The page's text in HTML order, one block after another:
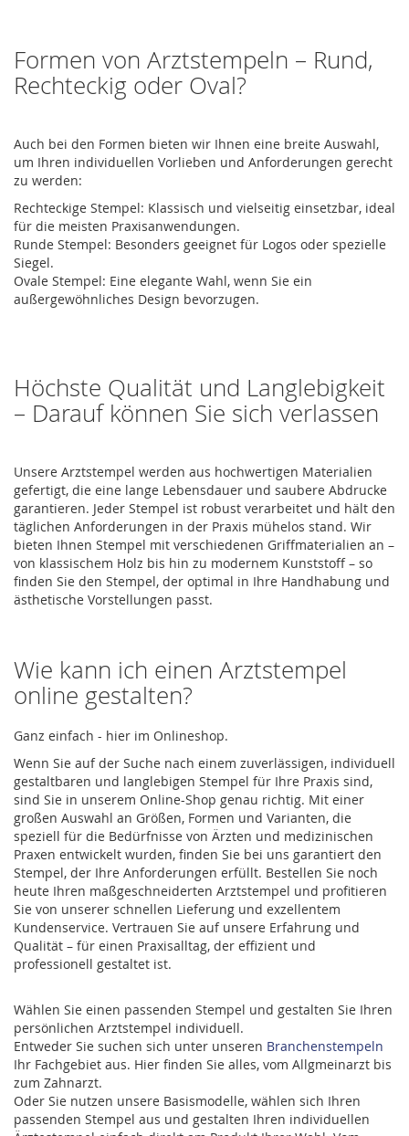
Formen von Arztstempeln – Rund,
Rechteckig oder Oval?
Auch bei den Formen bieten wir Ihnen eine breite Auswahl,
um Ihren individuellen Vorlieben und Anforderungen gerecht
zu werden:
Rechteckige Stempel: Klassisch und vielseitig einsetzbar, ideal
für die meisten Praxisanwendungen.
Runde Stempel: Besonders geeignet für Logos oder spezielle
Siegel.
Ovale Stempel: Eine elegante Wahl, wenn Sie ein
außergewöhnliches Design bevorzugen.
Höchste Qualität und Langlebigkeit
– Darauf können Sie sich verlassen
Unsere Arztstempel werden aus hochwertigen Materialien
gefertigt, die eine lange Lebensdauer und saubere Abdrucke
garantieren. Jeder Stempel ist robust verarbeitet und hält den
täglichen Anforderungen in der Praxis mühelos stand. Wir
bieten Ihnen Stempel mit verschiedenen Griffmaterialien an –
von klassischem Holz bis hin zu modernem Kunststoff – so
finden Sie den Stempel, der optimal in Ihre Handhabung und
ästhetische Vorstellungen passt.
Wie kann ich einen Arztstempel
online gestalten?
Ganz einfach - hier im Onlineshop.
Wenn Sie auf der Suche nach einem zuverlässigen, individuell
gestaltbaren und langlebigen Stempel für Ihre Praxis sind,
sind Sie in unserem Online-Shop genau richtig. Mit einer
großen Auswahl an Größen, Formen und Varianten, die
speziell für die Bedürfnisse von Ärzten und medizinischen
Praxen entwickelt wurden, finden Sie bei uns garantiert den
Stempel, der Ihre Anforderungen erfüllt. Bestellen Sie noch
heute Ihren maßgeschneiderten Arztstempel und profitieren
Sie von unserer schnellen Lieferung und exzellentem
Kundenservice. Vertrauen Sie auf unsere Erfahrung und
Qualität – für einen Praxisalltag, der effizient und
professionell gestaltet ist.
Wählen Sie einen passenden Stempel und gestalten Sie Ihren
persönlichen Arztstempel individuell.
Entweder Sie suchen sich unter unseren Branchenstempeln
Ihr Fachgebiet aus. Hier finden Sie alles, vom Allgmeinarzt bis
zum Zahnarzt.
Oder Sie nutzen unsere Basismodelle, wählen sich Ihren
passenden Stempel aus und gestalten Ihren individuellen